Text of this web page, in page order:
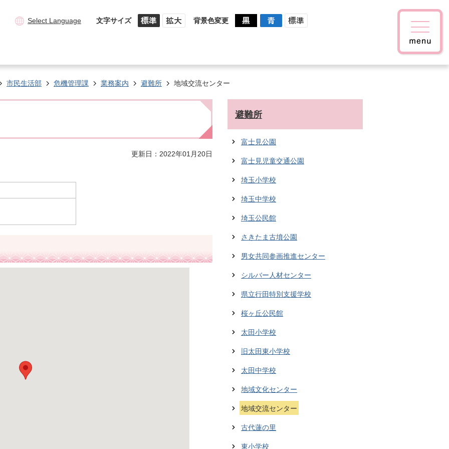
Select Language 文字サイズ 背景色変更
市民生活部 危機管理課 業務案内 避難所 地域交流センター
更新日：2022年01月20日
避難所
富士見公園
富士見児童交通公園
埼玉小学校
埼玉中学校
埼玉公民館
さきたま古墳公園
男女共同参画推進センター
シルバー人材センター
県立行田特別支援学校
桜ヶ丘公民館
太田小学校
旧太田東小学校
太田中学校
地域文化センター
地域交流センター
古代蓮の里
東小学校